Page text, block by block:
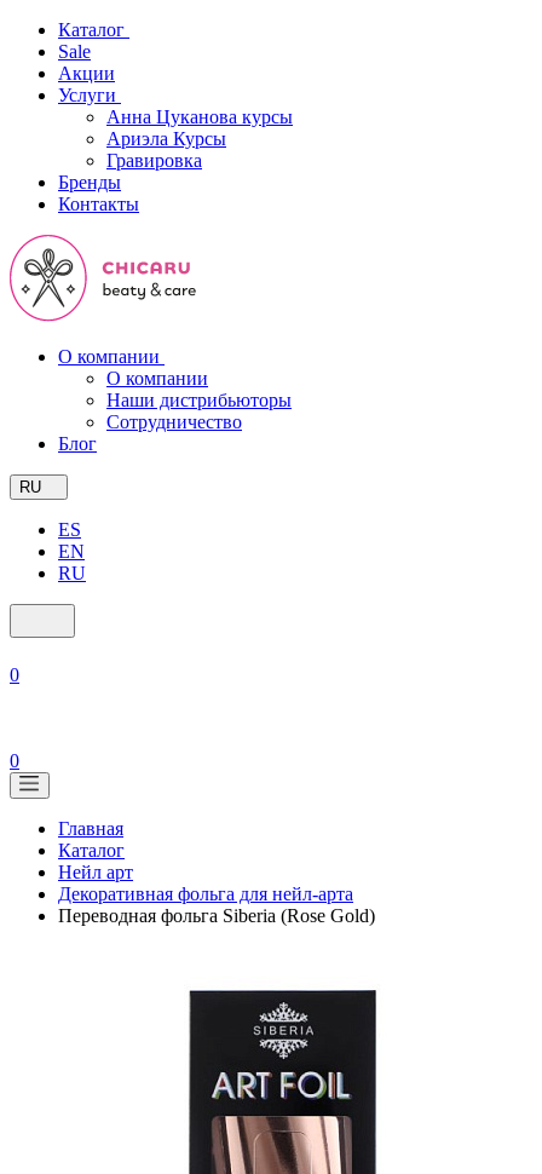
Каталог
Sale
Акции
Услуги
Анна Цуканова курсы
Ариэла Курсы
Гравировка
Бренды
Контакты
О компании
О компании
Наши дистрибьюторы
Сотрудничество
Блог
RU
ES
EN
RU
0
0
Главная
Каталог
Нейл арт
Декоративная фольга для нейл-арта
Переводная фольга Siberia (Rose Gold)